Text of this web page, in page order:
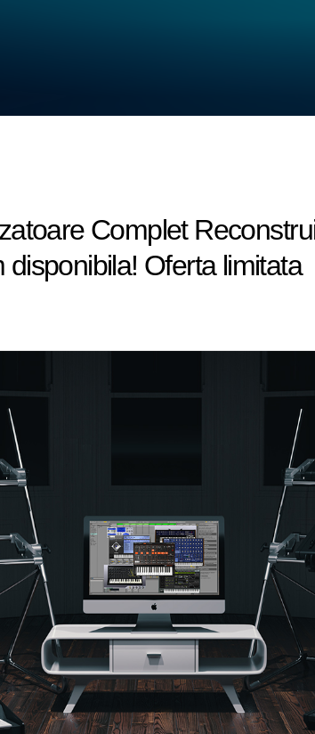
Complet
Oferta limitata